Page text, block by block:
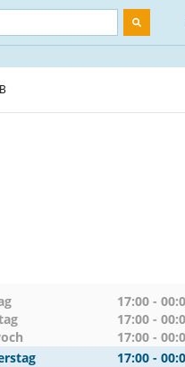
17:00 -
17:00 -
17:00 -
17:00 -